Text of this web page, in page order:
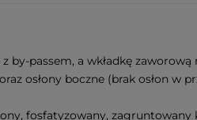
passem, a wkładkę
osłony boczne (brak osłon w
fosfatyzowany, zagruntowany